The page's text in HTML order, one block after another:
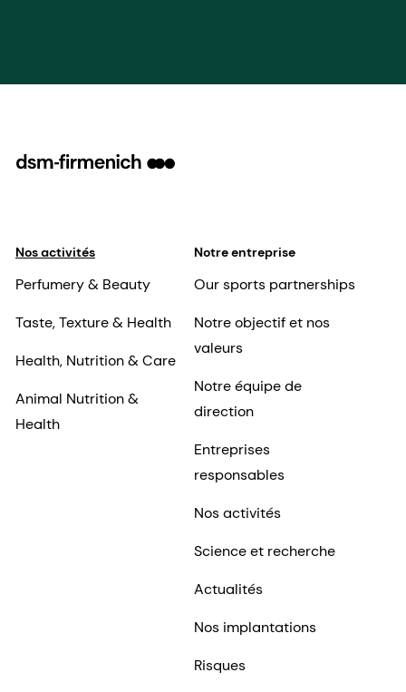
Nos activités
Perfumery & Beauty
Taste, Texture & Health
Health, Nutrition & Care
Animal Nutrition &
Health
Notre entreprise
Our sports partnerships
Notre objectif et nos
valeurs
Notre équipe de
direction
Entreprises
responsables
Nos activités
Science et recherche
Actualités
Nos implantations
Risques